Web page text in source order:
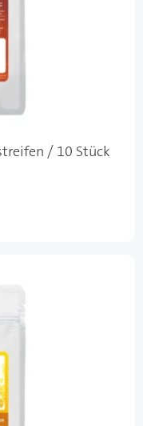
/ 10 Stück